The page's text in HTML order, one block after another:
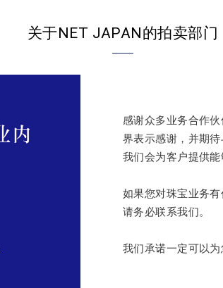
关于NET JAPAN的拍卖部门
感谢众多业务合作
界表示感谢，并期待
我们会为客户提供能
如果您对珠宝业务有
请务必联系我们。
我们承诺一定可以为